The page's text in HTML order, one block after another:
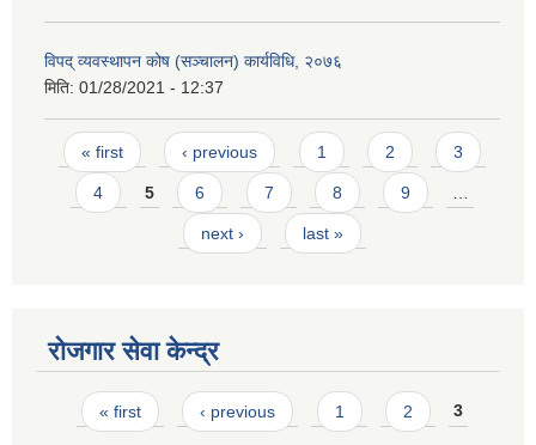
विपद् व्यवस्थापन कोष (सञ्चालन) कार्यविधि, २०७६
मिति: 01/28/2021 - 12:37
Pages
« first ‹ previous 1 2 3
4 5 6 7 8 9
next › last »
रोजगार सेवा केन्द्र
Pages
« first ‹ previous 1 2 3